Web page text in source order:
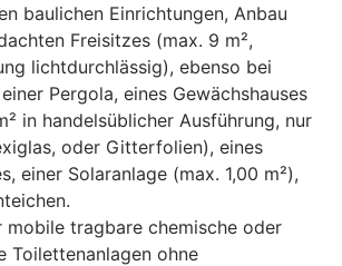
baulichen Einrichtungen, Anbau
Freisitzes (max. 9 m²,
lichtdurchlässig), ebenso bei
Pergola, eines Gewächshauses
in handelsüblicher Ausführung, nur
oder Gitterfolien), eines
einer Solaranlage (max. 1,00 m²),
mobile tragbare chemische oder
Toilettenanlagen ohne